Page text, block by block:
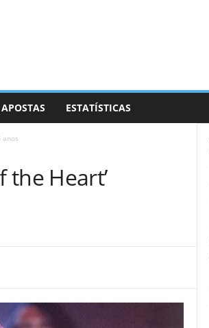
APOSTAS ESTATÍSTICAS
anos
the Heart’